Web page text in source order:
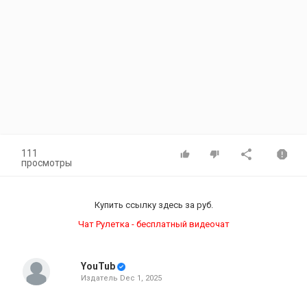
111
просмотры
Купить ссылку здесь за руб.
Чат Рулетка - бесплатный видеочат
YouTub
Издатель Dec 1, 2025